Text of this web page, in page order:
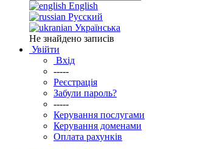
English
Русский
Українська
Не знайдено записів
Увійти
Вхід
-----
Реєстрація
Забули пароль?
-----
Керування послугами
Керування доменами
Оплата рахунків